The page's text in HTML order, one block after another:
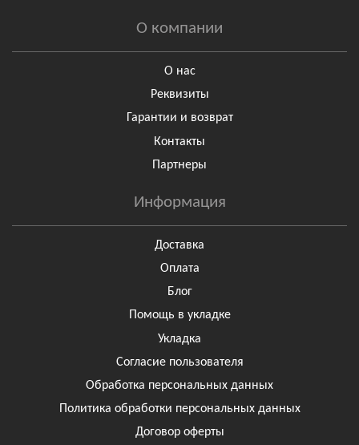
О компании
О нас
Реквизиты
Гарантии и возврат
Контакты
Партнеры
Информация
Доставка
Оплата
Блог
Помощь в укладке
Укладка
Согласие пользователя
Обработка персональных данных
Политика обработки персональных данных
Договор оферты